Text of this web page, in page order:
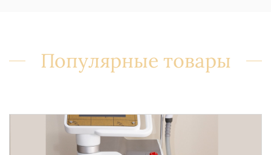
Популярные товары